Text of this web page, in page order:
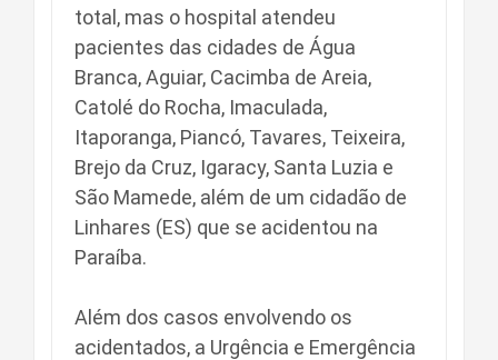
total, mas o hospital atendeu
pacientes das cidades de Água
Branca, Aguiar, Cacimba de Areia,
Catolé do Rocha, Imaculada,
Itaporanga, Piancó, Tavares, Teixeira,
Brejo da Cruz, Igaracy, Santa Luzia e
São Mamede, além de um cidadão de
Linhares (ES) que se acidentou na
Paraíba.
Além dos casos envolvendo os
acidentados, a Urgência e Emergência